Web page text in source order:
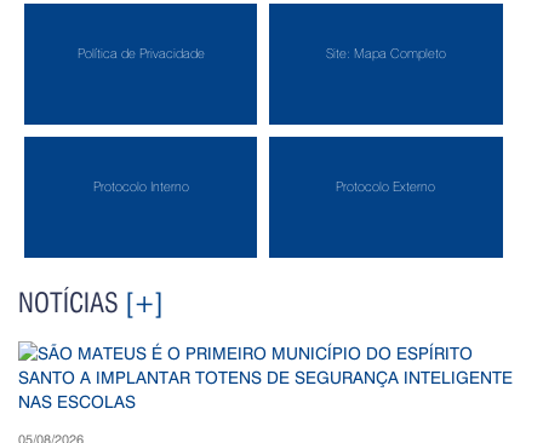
Política de Privacidade Site: Mapa Completo
Protocolo Interno Protocolo Externo
NOTÍCIAS [+]
05/08/2026